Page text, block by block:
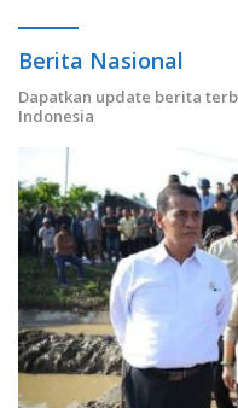
Berita Nasional
Dapatkan update berita
Indonesia